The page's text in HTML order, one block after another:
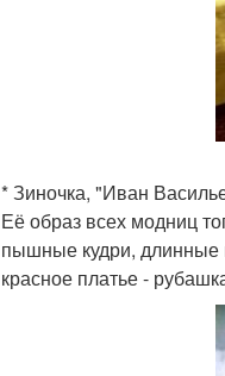
* Зиночка, "Иван
Её образ всех модниц
пышные кудри, длинные
красное платье -